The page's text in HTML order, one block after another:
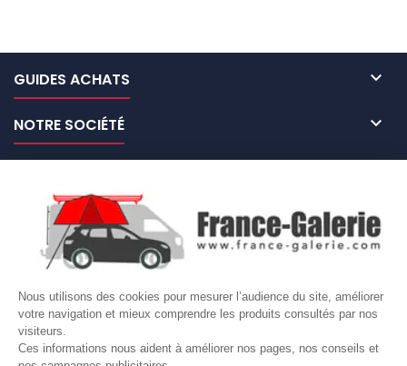
Nous utilisons des cookies pour mesurer l’audience du site, améliorer
votre navigation et mieux comprendre les produits consultés par nos
visiteurs.
Ces informations nous aident à améliorer nos pages, nos conseils et
GUIDES ACHATS 
NOTRE SOCIÉTÉ 
VOTRE COMPTE 
Site protégé par reCAPTCHA.
LETTRE D'INFORMATIONS